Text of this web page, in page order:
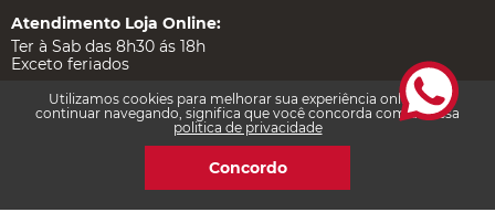
Utilizamos cookies para melhorar sua experiência online. Ao
continuar navegando, significa que você concorda com a nossa
politica de privacidade
Concordo
Atendimento Loja Online:
Ter à Sab das 8h30 ás 18h
Exceto feriados
Atendimento Loja Física:
Ter à Sab das 10h às 20h
Dom e Feriados das 10h às 18h
Atendimento Quiosque Piso L1 Palladium:
Seg a Sexta das 11h às 23h
Sábado das 10h às 22h